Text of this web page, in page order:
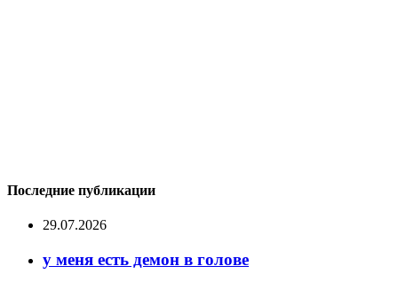
Последние публикации
29.07.2026
у меня есть демон в голове